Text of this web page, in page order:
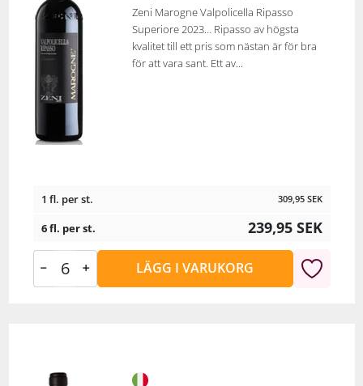
Zeni Marogne Valpolicella Ripasso
Superiore 2023… Ripasso av högsta
kvalitet till ett pris som nästan är för bra
för att vara sant. Ett av...
1 fl. per st. 309,95 SEK
6 fl. per st. 239,95 SEK
LÄGG I VARUKORG